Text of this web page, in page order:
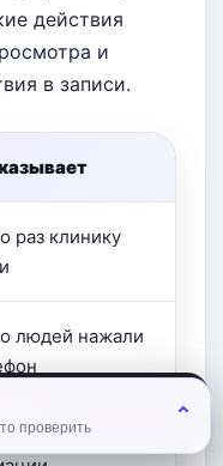
проверить ⌃
действия
и
в записи.
раз клинику
людей нажали
к подробной